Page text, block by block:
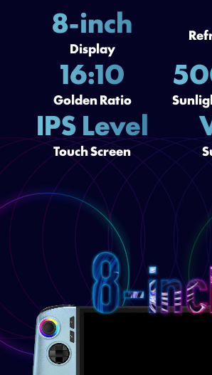
8-inch
Display
16:10
Golden Ratio
IPS Level
Touch Screen